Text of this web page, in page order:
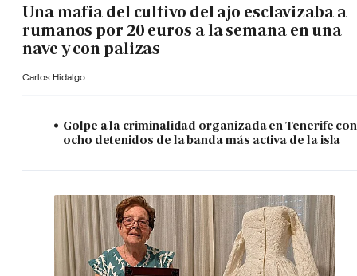
Una mafia del cultivo del ajo esclavizaba a
rumanos por 20 euros a la semana en una
nave y con palizas
Carlos Hidalgo
Golpe a la criminalidad organizada en Tenerife con
ocho detenidos de la banda más activa de la isla